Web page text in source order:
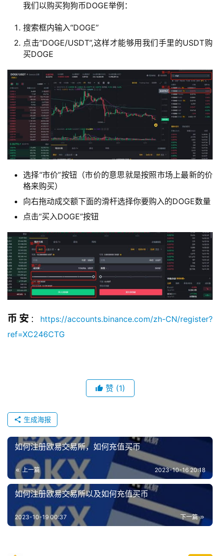
我们以购买狗狗币DOGE举例：
搜索框内输入“DOGE”
点击“DOGE/USDT”,这样才能够用我们手里的USDT购
买DOGE
选择“市价”按钮（市价的意思就是按照市场上最新的价
格来购买）
向右拖动成交额下面的滑杆选择你要购入的DOGE数量
点击“买入DOGE”按钮
币安 ：​ https://accounts.binance.com/zh-CN/register?
ref=XC246CTG
赞 (1)
生成海报
如何注册欧易交易所，如何充值买币
上一篇 2023-10-16 20:18
如何注册欧易交易所以及如何充值买币
下一篇
2023-10-19 00:37